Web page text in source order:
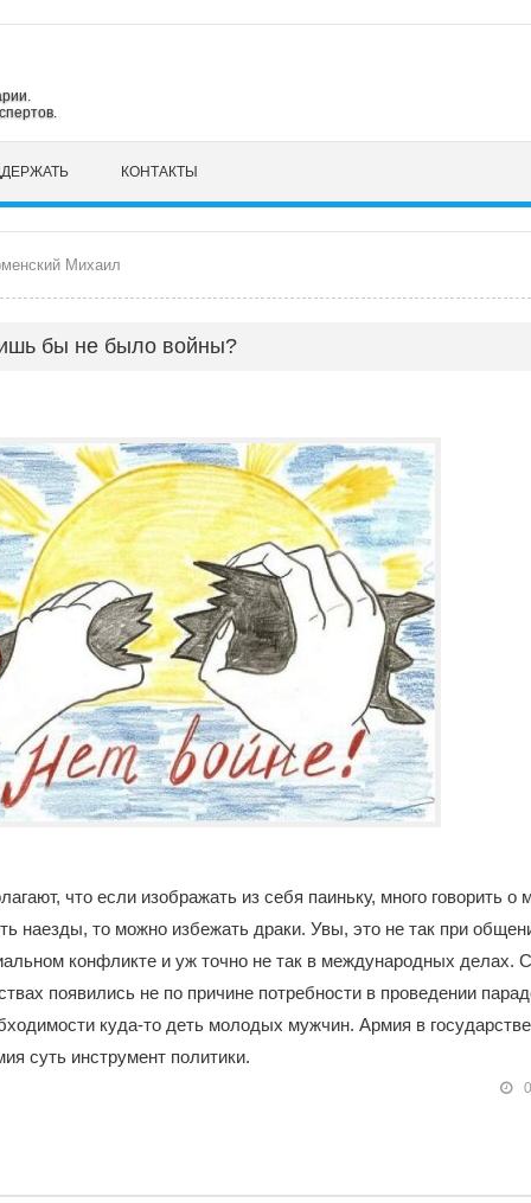
КОНТАКТЫ
Михаил
бы не было войны?
что если изображать из себя паиньку, много говорить о
наезды, то можно избежать драки. Увы, это не так при
конфликте и уж точно не так в международных делах.
появились не по причине потребности в проведении
куда-то деть молодых мужчин. Армия в
суть инструмент политики.